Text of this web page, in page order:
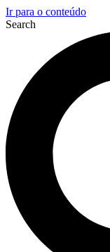
Ir para o conteúdo
Search